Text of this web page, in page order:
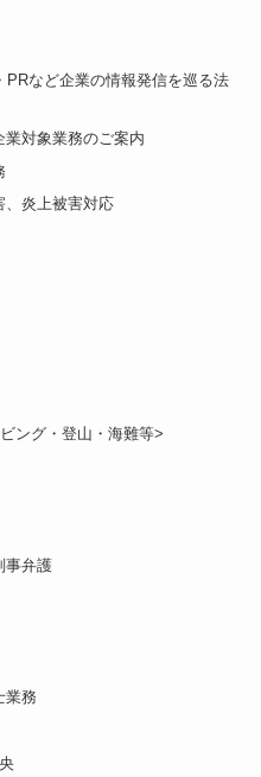
など企業の情報発信を巡る法
業対象業務のご案内
、炎上被害対応
ング・登山・海難等>
事弁護
業務